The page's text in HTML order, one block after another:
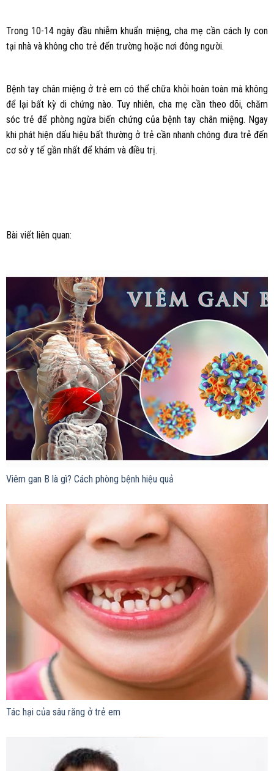
Trong 10-14 ngày đầu nhiễm khuẩn miệng, cha mẹ cần cách ly con
tại nhà và không cho trẻ đến trường hoặc nơi đông người.
Bệnh tay chân miệng ở trẻ em có thể chữa khỏi hoàn toàn mà không
để lại bất kỳ di chứng nào. Tuy nhiên, cha mẹ cần theo dõi, chăm
sóc trẻ để phòng ngừa biến chứng của bệnh tay chân miệng. Ngay
khi phát hiện dấu hiệu bất thường ở trẻ cần nhanh chóng đưa trẻ đến
cơ sở y tế gần nhất để khám và điều trị.
Bài viết liên quan:
Viêm gan B là gì? Cách phòng bệnh hiệu quả
Tác hại của sâu răng ở trẻ em